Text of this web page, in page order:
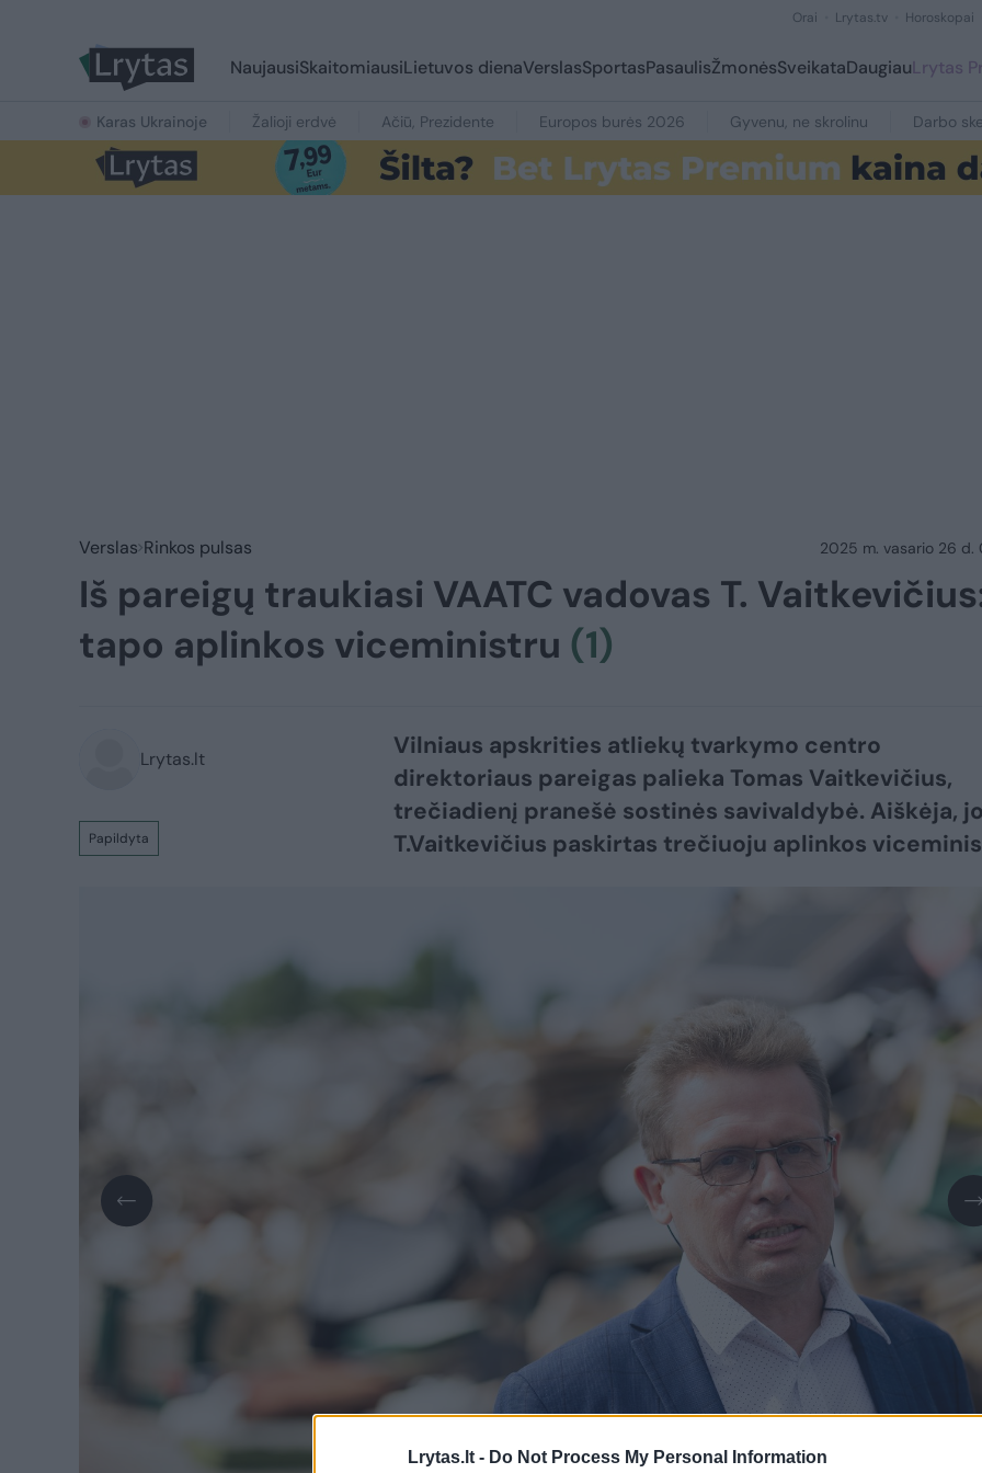
Lrytas.lt - Do Not Process My Personal Information
Orai Lrytas.tv Horoskopai
NaujausiSkaitomiausiLietuvos dienaVerslasSportasPasaulisŽmonėsSveikataDaugiauLrytas
Karas Ukrainoje Žalioji erdvė Ačiū, Prezidente Europos burės 2026 Gyvenu, ne skrolinu Darbo
Verslas Rinkos pulsas 2025 m. vasario 26 d.
Iš pareigų traukiasi VAATC vadovas T.
tapo aplinkos viceministru (1)
Lrytas.lt
Papildyta
Vilniaus apskrities atliekų tvarkymo centro
direktoriaus pareigas palieka Tomas Vaitkevičius,
trečiadienį pranešė sostinės savivaldybė. Aiškėja,
T.Vaitkevičius paskirtas trečiuoju aplinkos